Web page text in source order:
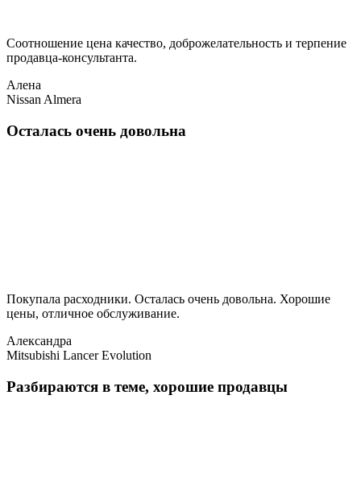
Соотношение цена качество, доброжелательность и терпение
продавца-консультанта.
Алена
Nissan Almera
Осталась очень довольна
Покупала расходники. Осталась очень довольна. Хорошие
цены, отличное обслуживание.
Александра
Mitsubishi Lancer Evolution
Разбираются в теме, хорошие продавцы